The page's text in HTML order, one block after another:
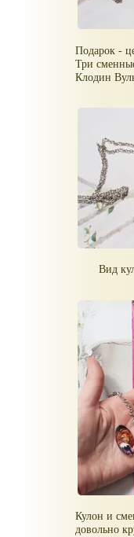
Подарок -
Три
Клодин
Вид
Кулон и
довольно